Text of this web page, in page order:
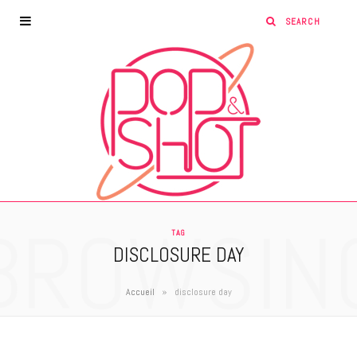
TAG
DISCLOSURE DAY
Accueil » disclosure day